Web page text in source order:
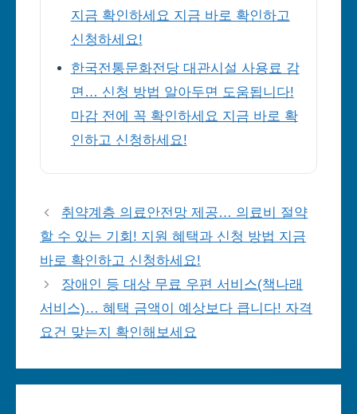
지금 확인하세요 지금 바로 확인하고
신청하세요!
한국전통문화전당 대관시설 사용료 감
면… 신청 방법 알아두면 도움됩니다!
마감 전에 꼭 확인하세요 지금 바로 확
인하고 신청하세요!
취약계층 의료안전망 제공… 의료비 절약
할 수 있는 기회! 지원 혜택과 신청 방법 지금
바로 확인하고 신청하세요!
장애인 등 대상 무료 우편 서비스(책나래
서비스)… 혜택 금액이 예상보다 큽니다! 자격
요건 맞는지 확인해보세요